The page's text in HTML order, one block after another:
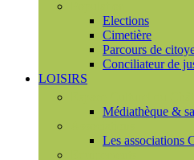
Elections
Cimetière
Parcours de
Conciliateur de
LOISIRS
Médiathèque &
Les associations